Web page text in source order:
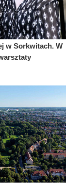
w Sorkwitach. W